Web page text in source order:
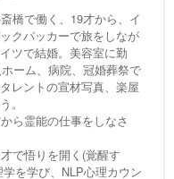
橋で働く、19才から、イ
クパッカーで旅をしなが
ツで結婚。美容室に勤
ーム、病院、冠婚葬祭で
レントの宣材写真、楽屋
。
ら霊能の仕事をしなさ
で悟りを開く(覚醒す
を学び、NLP心理カウン